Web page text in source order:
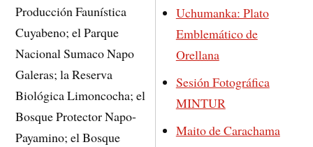
Uchumanka: Plato
Emblemático de
Orellana
Sesión Fotográfica
MINTUR
Maito de Carachama
Producción Faunística
Cuyabeno; el Parque
Nacional Sumaco Napo
Galeras; la Reserva
Biológica Limoncocha; el
Bosque Protector Napo-
Payamino; el Bosque